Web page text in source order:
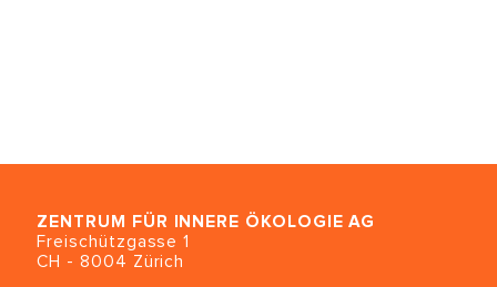
ZENTRUM FÜR INNERE ÖKOLOGIE AG
Freischützgasse 1
CH - 8004 Zürich